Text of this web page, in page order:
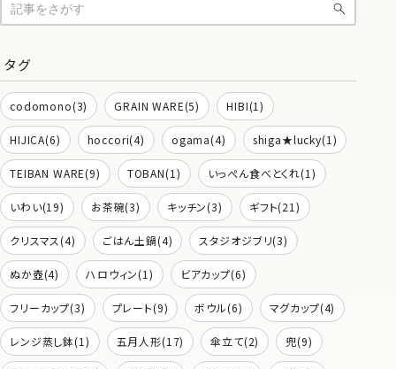
タグ
codomono(3) GRAIN WARE(5) HIBI(1)
HIJICA(6) hoccori(4) ogama(4) shiga★lucky(1)
TEIBAN WARE(9) TOBAN(1) いっぺん食べとくれ(1)
いわい(19) お茶碗(3) キッチン(3) ギフト(21)
クリスマス(4) ごはん土鍋(4) スタジオジブリ(3)
ぬか壺(4) ハロウィン(1) ビアカップ(6)
フリーカップ(3) プレート(9) ボウル(6) マグカップ(4)
レンジ蒸し鉢(1) 五月人形(17) 傘立て(2) 兜(9)